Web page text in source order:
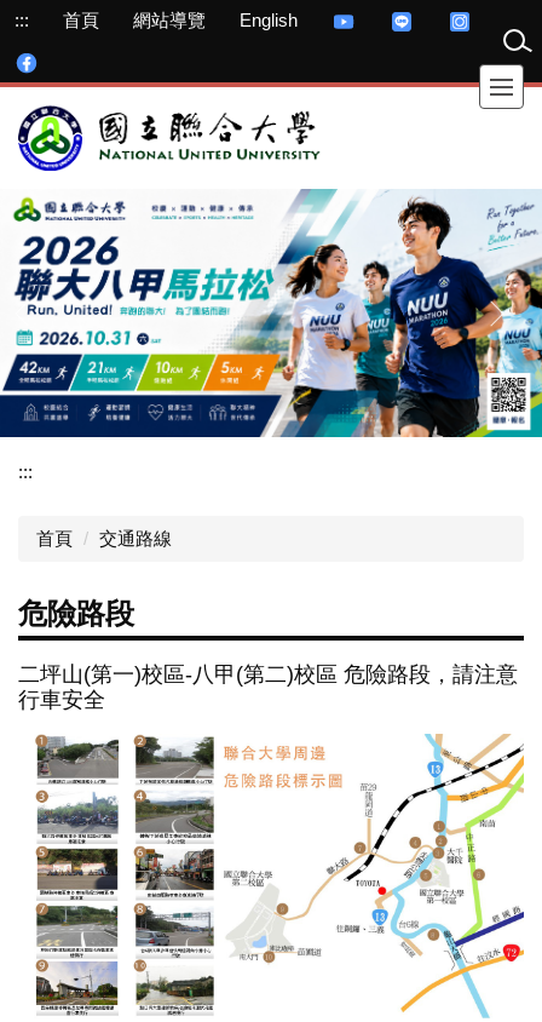
跳
主
內
容
::: 首頁 網站導覽 English
:::
首頁 交通路線
危險路段
二坪山(第一)校區-八甲(第二)校區 危險路段，請注意
行車安全